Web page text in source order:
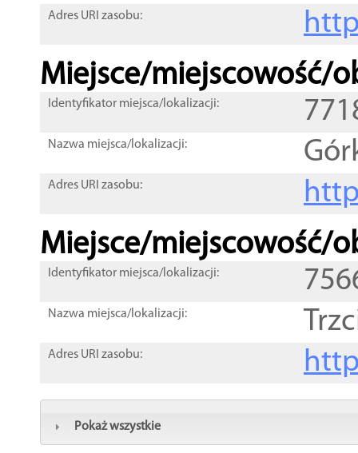
Adres URI zasobu:
Miejsce/miejscowość/
Identyfikator miejsca/lokalizacji:
Nazwa miejsca/lokalizacji:
Adres URI zasobu:
Miejsce/miejscowość/
Identyfikator miejsca/lokalizacji:
Nazwa miejsca/lokalizacji:
Adres URI zasobu:
Pokaż wszystkie